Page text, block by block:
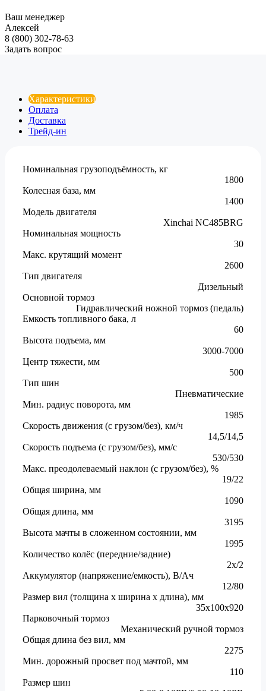
Ваш менеджер
Алексей
8 (800) 302-78-63
Задать вопрос
Характеристики
Оплата
Доставка
Трейд-ин
Номинальная грузоподъёмность, кг
1800
Колесная база, мм
1400
Модель двигателя
Xinchai NC485BRG
Номинальная мощность
30
Макс. крутящий момент
2600
Тип двигателя
Дизельный
Основной тормоз
Гидравлический ножной тормоз (педаль)
Емкость топливного бака, л
60
Высота подъема, мм
3000-7000
Центр тяжести, мм
500
Тип шин
Пневматические
Мин. радиус поворота, мм
1985
Скорость движения (с грузом/без), км/ч
14,5/14,5
Скорость подъема (с грузом/без), мм/с
530/530
Макс. преодолеваемый наклон (с грузом/без), %
19/22
Общая ширина, мм
1090
Общая длина, мм
3195
Высота мачты в сложенном состоянии, мм
1995
Количество колёс (передние/задние)
2х/2
Аккумулятор (напряжение/емкость), В/Aч
12/80
Размер вил (толщина х ширина x длина), мм
35х100х920
Парковочный тормоз
Механический ручной тормоз
Общая длина без вил, мм
2275
Мин. дорожный просвет под мачтой, мм
110
Размер шин